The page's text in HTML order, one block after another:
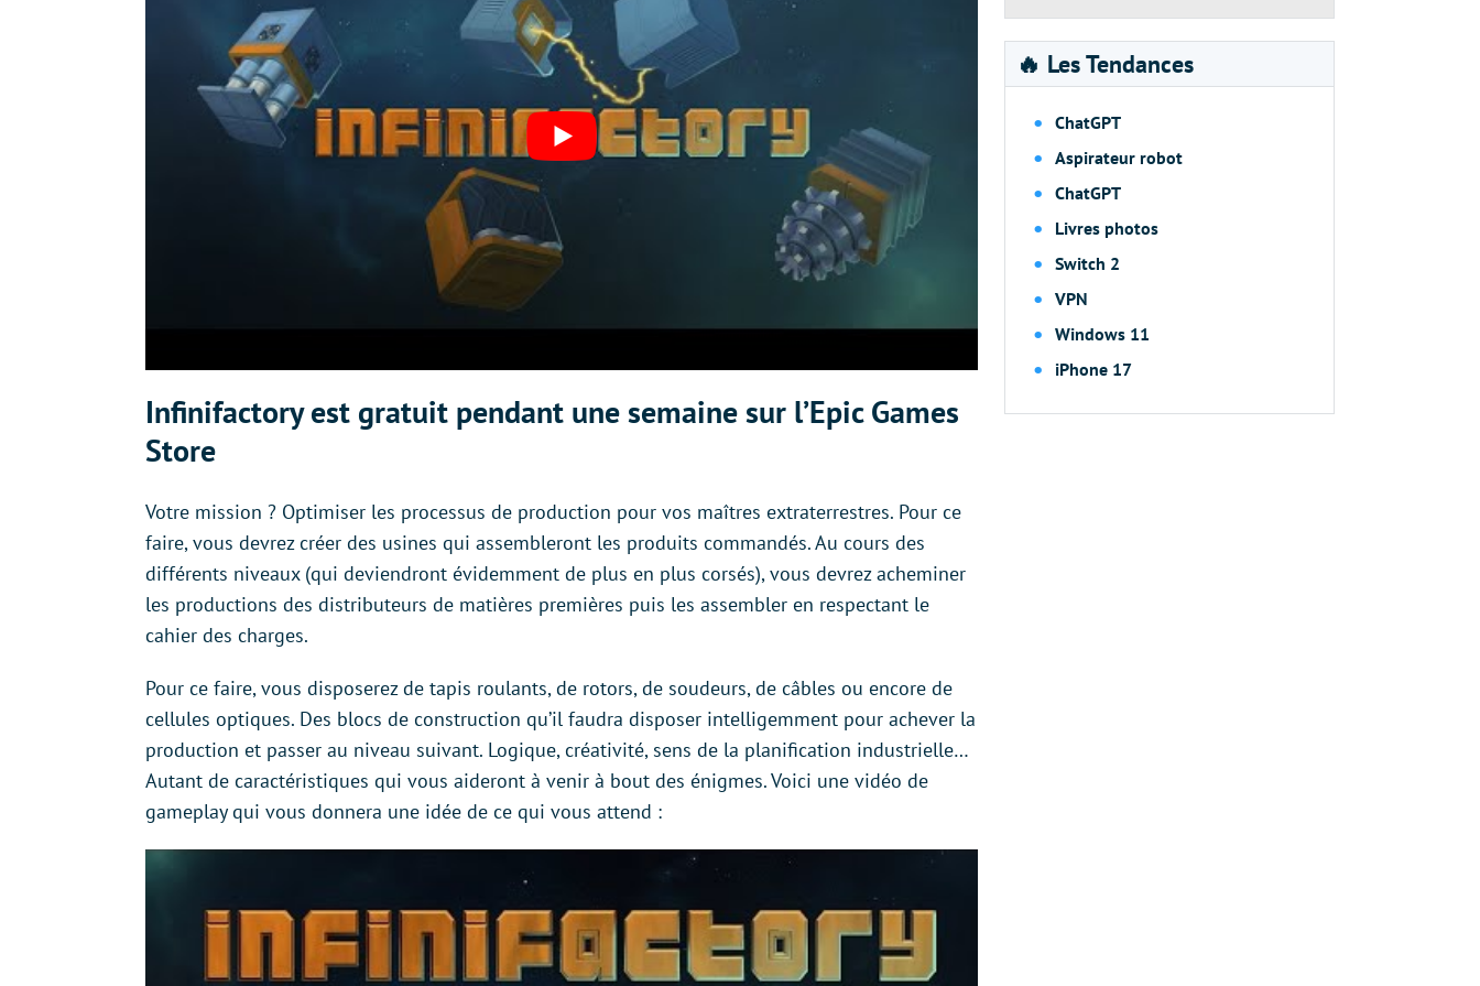
Infinifactory est gratuit pendant une semaine sur l’Epic Games
Store
Votre mission ? Optimiser les processus de production pour vos maîtres extraterrestres. Pour ce
faire, vous devrez créer des usines qui assembleront les produits commandés. Au cours des
différents niveaux (qui deviendront évidemment de plus en plus corsés), vous devrez acheminer
les productions des distributeurs de matières premières puis les assembler en respectant le
cahier des charges.
Pour ce faire, vous disposerez de tapis roulants, de rotors, de soudeurs, de câbles ou encore de
cellules optiques. Des blocs de construction qu’il faudra disposer intelligemment pour achever la
production et passer au niveau suivant. Logique, créativité, sens de la planification industrielle…
Autant de caractéristiques qui vous aideront à venir à bout des énigmes. Voici une vidéo de
gameplay qui vous donnera une idée de ce qui vous attend :
🔥 Les Tendances
ChatGPT
Aspirateur robot
ChatGPT
Livres photos
Switch 2
VPN
Windows 11
iPhone 17